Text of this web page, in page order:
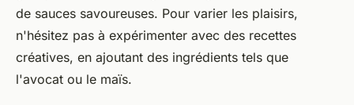
de sauces savoureuses. Pour varier les plaisirs,
n'hésitez pas à expérimenter avec des recettes
créatives, en ajoutant des ingrédients tels que
l'avocat ou le maïs.